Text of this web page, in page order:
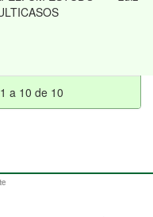
a 10 de 10